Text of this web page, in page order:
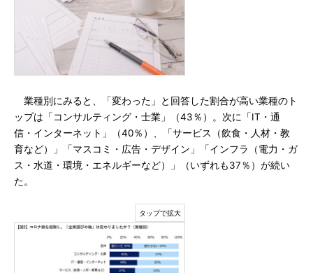
業種別にみると、「変わった」と回答した割合が高い業種のト
ップは「コンサルティング・士業」（43％）。次に「IT・通
信・インターネット」（40％）、「サービス（飲食・人材・教
育など）」「マスコミ・広告・デザイン」「インフラ（電力・ガ
ス・水道・環境・エネルギーなど）」（いずれも37％）が続い
た。